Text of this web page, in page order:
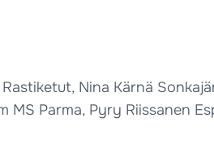
Nina Kärnä
MS Parma, Pyry Riissanen